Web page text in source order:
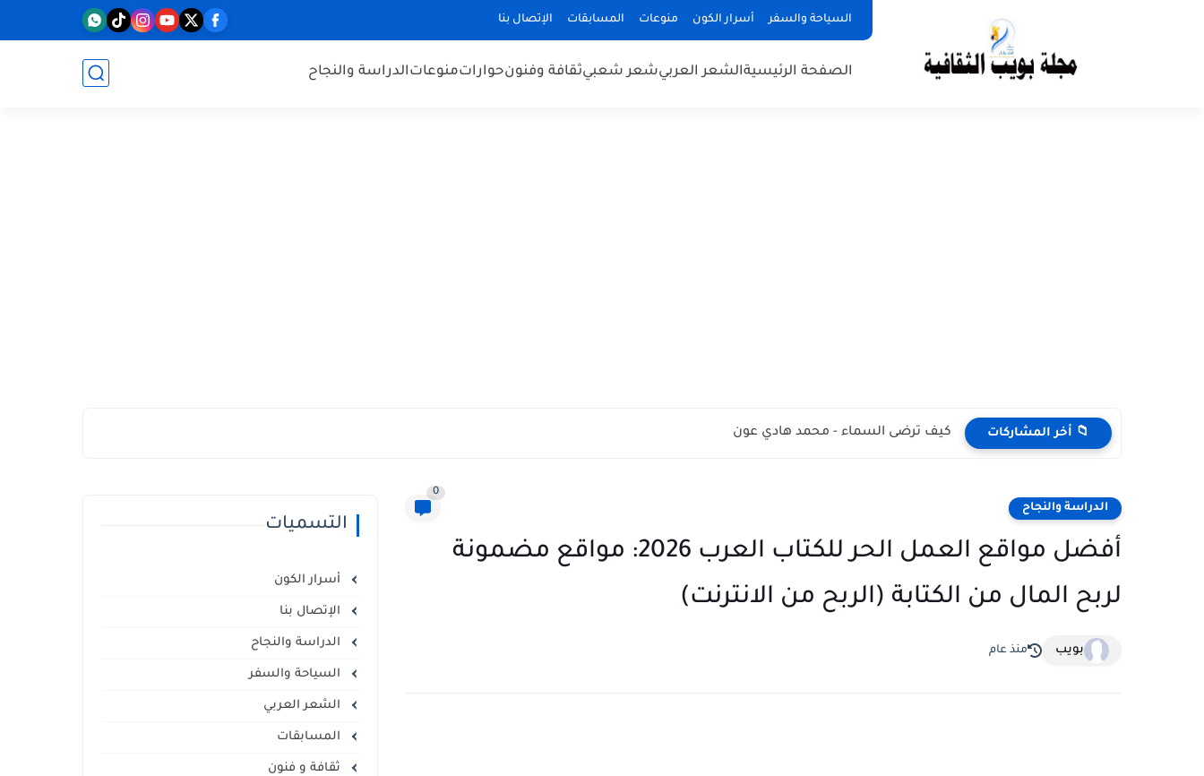
السياحة والسفر أسرار الكون منوعات المسابقات الإتصال بنا
الصفحة الرئيسيةالشعر العربيشعر شعبيثقافة وفنونحواراتمنوعاتالدراسة والنجاح
📁 أخر المشاركات كيف ترضى السماء - محمد هادي عون
الدراسة والنجاح
0
أفضل مواقع العمل الحر للكتاب العرب 2026: مواقع مضمونة
لربح المال من الكتابة (الربح من الانترنت)
بويب منذ عام
التسميات
أسرار الكون
الإتصال بنا
الدراسة والنجاح
السياحة والسفر
الشعر العربي
المسابقات
ثقافة و فنون